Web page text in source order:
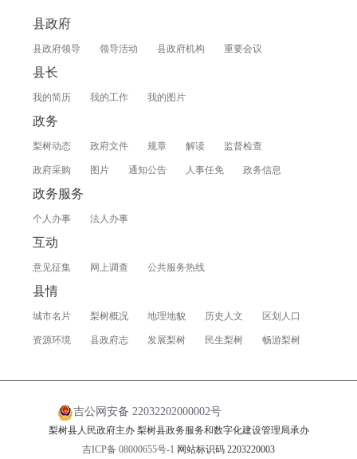
县政府
县政府领导 领导活动 县政府机构 重要会议
县长
我的简历 我的工作 我的图片
政务
梨树动态 政府文件 规章 解读 监督检查
政府采购 图片 通知公告 人事任免 政务信息
政务服务
个人办事 法人办事
互动
意见征集 网上调查 公共服务热线
县情
城市名片 梨树概况 地理地貌 历史人文 区划人口
资源环境 县政府志 发展梨树 民生梨树 畅游梨树
吉公网安备 22032202000002号
梨树县人民政府主办 梨树县政务服务和数字化建设管理局承办
吉ICP备 08000655号-1 网站标识码 2203220003